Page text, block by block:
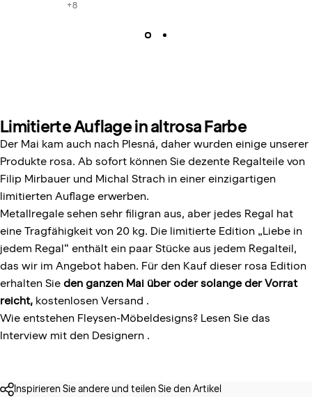
+8
Limitierte Auflage in altrosa Farbe
Der Mai kam auch nach Plesná, daher wurden einige unserer
Produkte rosa. Ab sofort können Sie dezente Regalteile von
Filip Mirbauer und Michal Strach in einer einzigartigen
limitierten Auflage erwerben.
Metallregale sehen sehr filigran aus, aber jedes Regal hat
eine Tragfähigkeit von 20 kg. Die limitierte Edition „Liebe in
jedem Regal“ enthält ein paar Stücke aus jedem Regalteil,
das wir im Angebot haben. Für den Kauf dieser rosa Edition
erhalten Sie den ganzen Mai über oder solange der Vorrat
reicht, kostenlosen Versand .
Wie entstehen Fleysen-Möbeldesigns? Lesen Sie das
Interview mit den Designern .
Inspirieren Sie andere und teilen Sie den Artikel